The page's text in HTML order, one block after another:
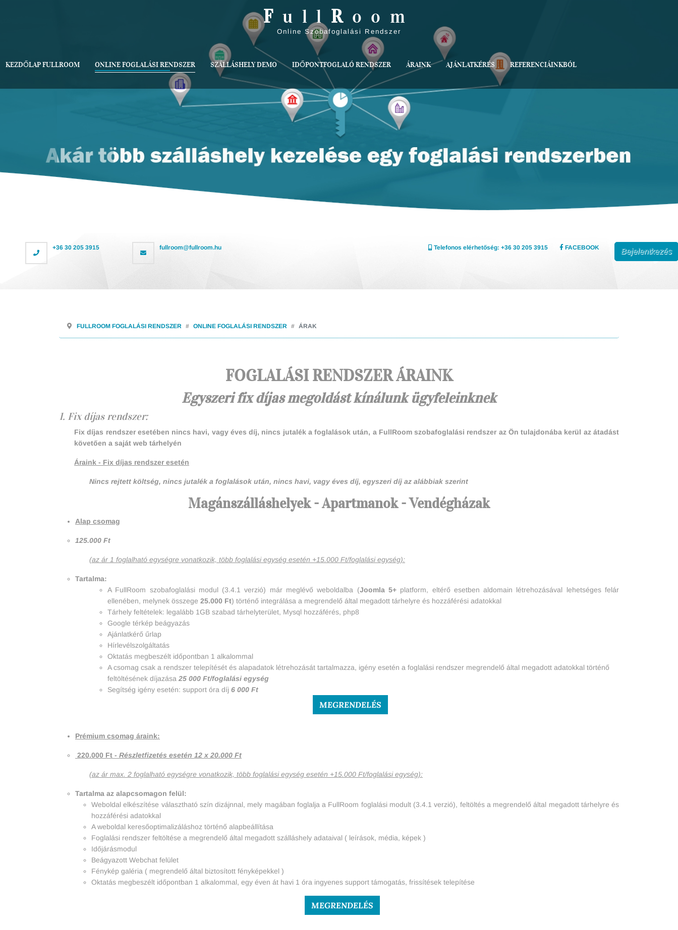
F ull R oom
Online Szobafoglalási Rendszer
KEZDŐLAP FULLROOM ONLINE FOGLALÁSI RENDSZER SZÁLLÁSHELY DEMO IDŐPONTFOGLALÓ RENDSZER ÁRAINK AJÁNLATKÉRÉS REFERENCIÁINKBÓL
+36 30 205 3915 fullroom@fullroom.hu Telefonos elérhetőség: +36 30 205 3915 FACEBOOK Bejelentkezés
FULLROOM FOGLALÁSI RENDSZER ONLINE FOGLALÁSI RENDSZER ÁRAK
FOGLALÁSI RENDSZER ÁRAINK
Egyszeri fix díjas megoldást kínálunk ügyfeleinknek
1. Fix díjas rendszer:
Fix díjas rendszer esetében nincs havi, vagy éves díj, nincs jutalék a foglalások után, a FullRoom szobafoglalási rendszer az Ön tulajdonába kerül az átadást
követően a saját web tárhelyén
Áraink - Fix díjas rendszer esetén
Nincs rejtett költség, nincs jutalék a foglalások után, nincs havi, vagy éves díj, egyszeri díj az alábbiak szerint
Magánszálláshelyek - Apartmanok - Vendégházak
Alap csomag
125.000 Ft
(az ár 1 foglalható egységre vonatkozik, több foglalási egység esetén +15.000 Ft/foglalási egység):
Tartalma:
A FullRoom szobafoglalási modul (3.4.1 verzió) már meglévő weboldalba (Joomla 5+platform, eltérő esetben aldomain létrehozásával lehetséges felár
ellenében, melynek összege 25.000 Ft) történő integrálása a megrendelő által megadott tárhelyre és hozzáférési adatokkal
Tárhely feltételek: legalább 1GB szabad tárhelyterület, Mysql hozzáférés, php8
Google térkép beágyazás
Ajánlatkérő űrlap
Hírlevélszolgáltatás
Oktatás megbeszélt időpontban 1 alkalommal
A csomag csak a rendszer telepítését és alapadatok létrehozását tartalmazza, igény esetén a foglalási rendszer megrendelő által megadott adatokkal történő
feltöltésének díjazása 25 000 Ft/foglalási egység
Segítség igény esetén: support óra díj 6 000 Ft
MEGRENDELÉS
Prémium csomag áraink:
220.000 Ft - Részletfizetés esetén 12 x 20.000 Ft
(az ár max. 2 foglalható egységre vonatkozik, több foglalási egység esetén +15.000 Ft/foglalási egység):
Tartalma az alapcsomagon felül:
Weboldal elkészítése választható szín dizájnnal, mely magában foglalja a FullRoom foglalási modult (3.4.1 verzió), feltöltés a megrendelő által megadott tárhelyre és
hozzáférési adatokkal
A weboldal keresőoptimalizáláshoz történő alapbeállítása
Foglalási rendszer feltöltése a megrendelő által megadott szálláshely adataival ( leírások, média, képek )
Időjárásmodul
Beágyazott Webchat felület
Fénykép galéria ( megrendelő által biztosított fényképekkel )
Oktatás megbeszélt időpontban 1 alkalommal, egy éven át havi 1 óra ingyenes support támogatás, frissítések telepítése
MEGRENDELÉS